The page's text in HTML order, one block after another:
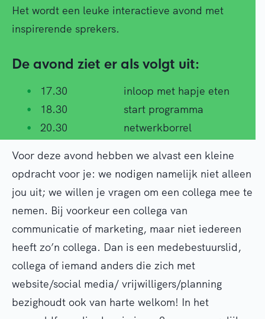
Het wordt een leuke interactieve avond met
inspirerende sprekers.
De avond ziet er als volgt uit:
17.30 inloop met hapje eten
18.30 start programma
20.30 netwerkborrel
Voor deze avond hebben we alvast een kleine
opdracht voor je: we nodigen namelijk niet alleen
jou uit; we willen je vragen om een collega mee te
nemen. Bij voorkeur een collega van
communicatie of marketing, maar niet iedereen
heeft zo’n collega. Dan is een medebestuurslid,
collega of iemand anders die zich met
website/social media/ vrijwilligers/planning
bezighoudt ook van harte welkom! In het